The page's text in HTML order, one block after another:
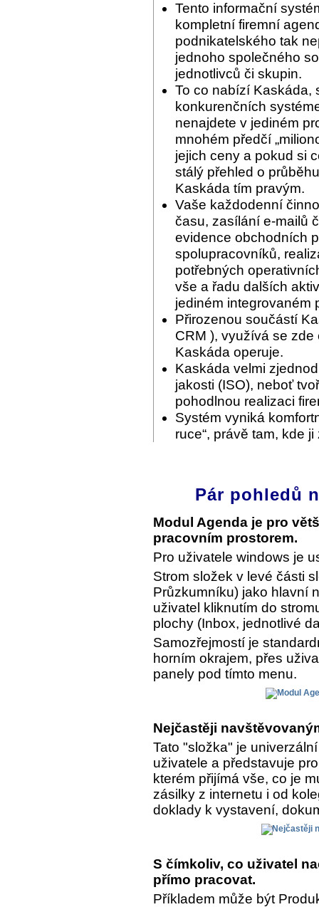
Tento informační
kompletní firemní
podnikatelského tak
jednoho společného
jednotlivců či skupin.
To co nabízí Kaskáda,
konkurenčních
nenajdete v jediném
mnohém předčí
jejich ceny a pokud si
stálý přehled o
Kaskáda tím pravým.
Vaše každodenní
času, zasílání e-mailů
evidence obchodních
spolupracovníků,
potřebných
vše a řadu dalších
jediném integrovaném
Přirozenou součástí
CRM ), využívá se
Kaskáda operuje.
Kaskáda velmi
jakosti (ISO), neboť
pohodlnou realizaci
Systém vyniká
ruce“, právě tam, kde
Pár pohledů
Modul Agenda je pro
pracovním prostorem.
Pro uživatele windows je
Strom složek v levé části
Průzkumníku) jako hlavní
uživatel kliknutím do
plochy (Inbox, jednotlivé
Samozřejmostí je
horním okrajem, přes
panely pod tímto menu.
Nejčastěji
Tato "složka" je
uživatele a představuje
kterém přijímá vše, co je
zásilky z internetu i od
doklady k vystavení,
S čímkoliv, co uživatel
přímo pracovat.
Příkladem může být